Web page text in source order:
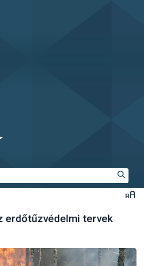
erdőtűzvédelmi tervek